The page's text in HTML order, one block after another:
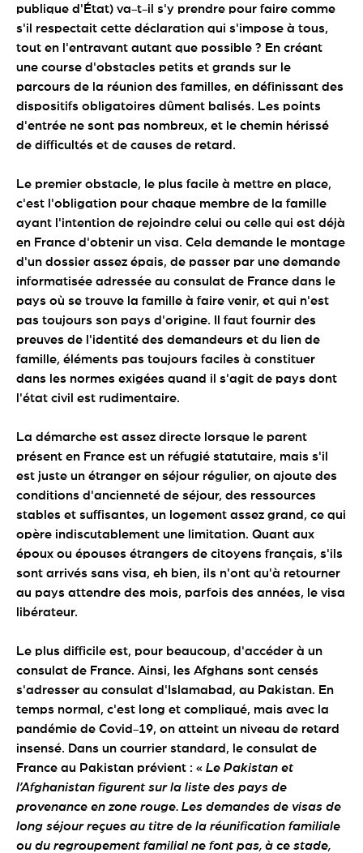
publique d'État) va-t-il s'y prendre pour faire comme
s'il respectait cette déclaration qui s'impose à tous,
tout en l'entravant autant que possible ? En créant
une course d'obstacles petits et grands sur le
parcours de la réunion des familles, en définissant des
dispositifs obligatoires dûment balisés. Les points
d'entrée ne sont pas nombreux, et le chemin hérissé
de difficultés et de causes de retard.
Le premier obstacle, le plus facile à mettre en place,
c'est l'obligation pour chaque membre de la famille
ayant l'intention de rejoindre celui ou celle qui est déjà
en France d'obtenir un visa. Cela demande le montage
d'un dossier assez épais, de passer par une demande
informatisée adressée au consulat de France dans le
pays où se trouve la famille à faire venir, et qui n'est
pas toujours son pays d'origine. Il faut fournir des
preuves de l'identité des demandeurs et du lien de
famille, éléments pas toujours faciles à constituer
dans les normes exigées quand il s'agit de pays dont
l'état civil est rudimentaire.
La démarche est assez directe lorsque le parent
présent en France est un réfugié statutaire, mais s'il
est juste un étranger en séjour régulier, on ajoute des
conditions d'ancienneté de séjour, des ressources
stables et suffisantes, un logement assez grand, ce qui
opère indiscutablement une limitation. Quant aux
époux ou épouses étrangers de citoyens français, s'ils
sont arrivés sans visa, eh bien, ils n'ont qu'à retourner
au pays attendre des mois, parfois des années, le visa
libérateur.
Le plus difficile est, pour beaucoup, d'accéder à un
consulat de France. Ainsi, les Afghans sont censés
s'adresser au consulat d'Islamabad, au Pakistan. En
temps normal, c'est long et compliqué, mais avec la
pandémie de Covid-19, on atteint un niveau de retard
insensé. Dans un courrier standard, le consulat de
France au Pakistan prévient : « Le Pakistan et
l’Afghanistan figurent sur la liste des pays de
provenance en zone rouge. Les demandes de visas de
long séjour reçues au titre de la réunification familiale
ou du regroupement familial ne font pas, à ce stade,